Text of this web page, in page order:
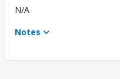
N/A
Notes